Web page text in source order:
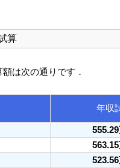
算
は次の通りです．
年収